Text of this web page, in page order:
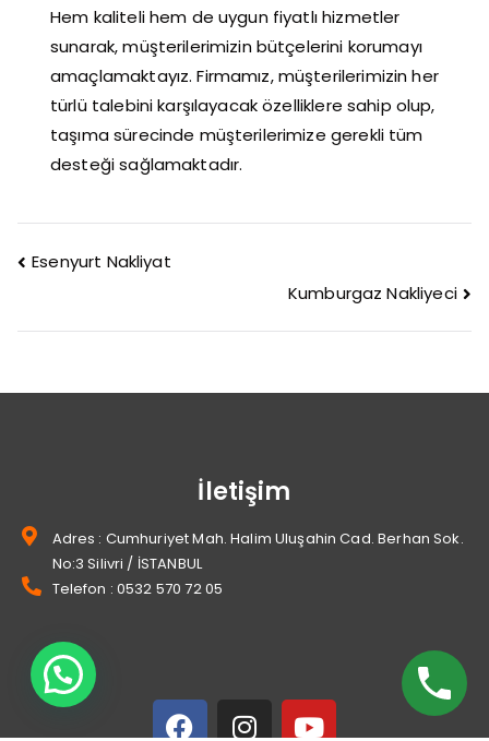
Hem kaliteli hem de uygun fiyatlı hizmetler
sunarak, müşterilerimizin bütçelerini korumayı
amaçlamaktayız. Firmamız, müşterilerimizin her
türlü talebini karşılayacak özelliklere sahip olup,
taşıma sürecinde müşterilerimize gerekli tüm
desteği sağlamaktadır.
Esenyurt Nakliyat
Kumburgaz Nakliyeci
İletişim
Adres : Cumhuriyet Mah. Halim Uluşahin Cad. Berhan Sok.
No:3 Silivri / İSTANBUL
Telefon : 0532 570 72 05